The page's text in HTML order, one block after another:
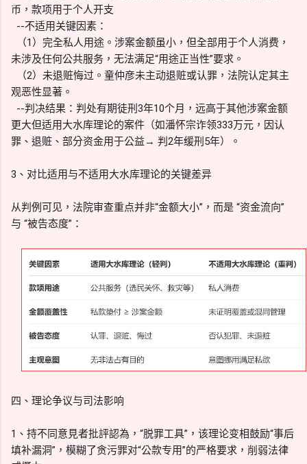
币，款项用于个人开支
--不适用关键因素：
（1）完全私人用途。涉案金额虽小，但全部用于个人消费，
未涉及任何公共服务，无法满足“用途正当性”要求。
（2）未退赃悔过。童仲彦未主动退赃或认罪，法院认定其主
观恶性显著。
--判决结果：判处有期徒刑3年10个月，远高于其他涉案金额
更大但适用大水库理论的案件（如潘怀宗诈领333万元，因认
罪、退赃、部分资金用于公益→ 判2年缓刑5年）。
3、对比适用与不适用大水库理论的关键差异
从判例可见，法院审查重点并非“金额大小”，而是 “资金流向”
与 “被告态度”：
四、理论争议与司法影响
1、持不同意見者批評認為，“脱罪工具”，该理论变相鼓励“事后
填补漏洞”，模糊了贪污罪对“公款专用”的严格要求，削弱法律